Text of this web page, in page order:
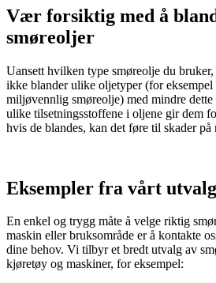
Vær forsiktig med å
smøreoljer
Uansett hvilken type smøreolje du
ikke blander ulike oljetyper (for eksempel
miljøvennlig smøreolje) med mindre
ulike tilsetningsstoffene i oljene gir dem
hvis de blandes, kan det føre til skader på
Eksempler fra vårt
En enkel og trygg måte å velge riktig
maskin eller bruksområde er å kontakte
dine behov. Vi tilbyr et bredt utvalg av
kjøretøy og maskiner, for eksempel: